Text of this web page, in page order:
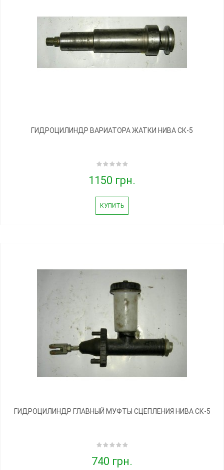
ГИДРОЦИЛИНДР ВАРИАТОРА ЖАТКИ НИВА СК-5
1150 грн.
КУПИТЬ
ГИДРОЦИЛИНДР ГЛАВНЫЙ МУФТЫ СЦЕПЛЕНИЯ НИВА СК-5
740 грн.